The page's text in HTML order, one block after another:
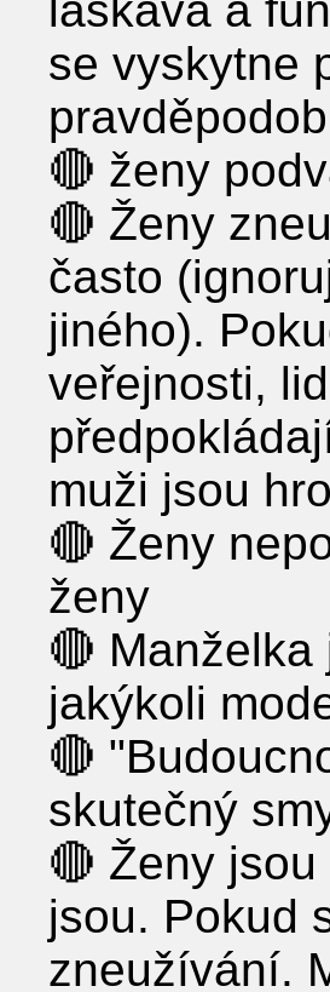
se vyskytne
🔴 ženy
🔴 Ženy
často
jiného).
veřejnosti,
muži jsou
🔴 Ženy
ženy
🔴
jakýkoli
🔴
skutečný
🔴 Ženy
jsou. Pokud
zneužívání.